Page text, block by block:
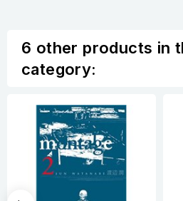
6 other products in
category: